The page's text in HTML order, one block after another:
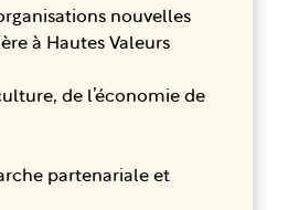
nouvelles
à Hautes Valeurs
de l’économie de
partenariale et